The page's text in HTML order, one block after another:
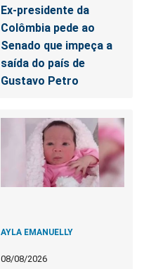
Ex-presidente da
Colômbia pede ao
Senado que impeça a
saída do país de
Gustavo Petro
AYLA EMANUELLY
08/08/2026